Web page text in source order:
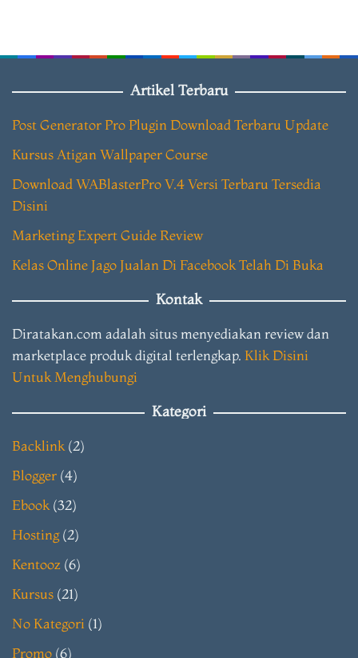
Artikel Terbaru
Post Generator Pro Plugin Download Terbaru Update
Kursus Atigan Wallpaper Course
Download WABlasterPro V.4 Versi Terbaru Tersedia
Disini
Marketing Expert Guide Review
Kelas Online Jago Jualan Di Facebook Telah Di Buka
Kontak
Diratakan.com adalah situs menyediakan review dan
marketplace produk digital terlengkap. Klik Disini
Untuk Menghubungi
Kategori
Backlink(2)
Blogger (4)
Ebook(32)
Hosting(2)
Kentooz (6)
Kursus (21)
No Kategori (1)
Promo (6)